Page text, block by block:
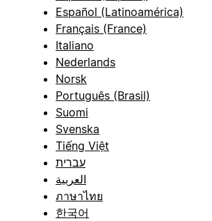
Español (Latinoamérica)
Français (France)
Italiano
Nederlands
Norsk
Português (Brasil)
Suomi
Svenska
Tiếng Việt
עברית
العربية
ภาษาไทย
한국어